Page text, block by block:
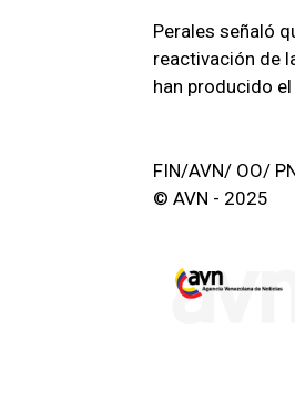
Perales señaló
reactivación de
han producido
FIN/AVN/ OO/
© AVN - 2025